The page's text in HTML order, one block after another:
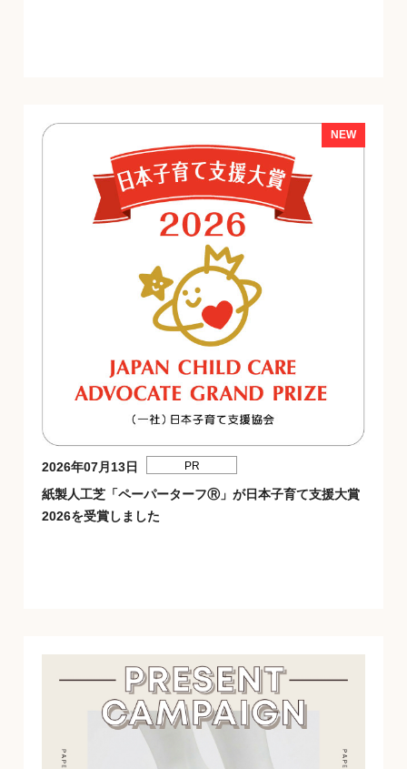
2026年07月13日 PR
紙製人工芝「ペーパーターフⓇ」が日本子育て支援大賞
2026を受賞しました